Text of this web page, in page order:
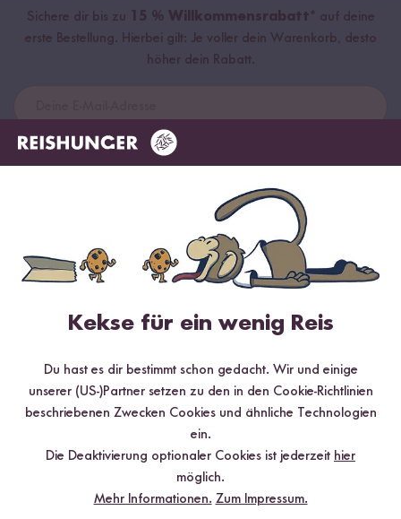
Sichere dir bis zu 15 % Willkommensrabatt* auf deine
erste Bestellung. Hierbei gilt: Je voller dein Warenkorb, desto
höher dein Rabatt.
Abonnieren
*gültig bei 15 % Rabatt ab 99 €/CHF (exkl. Sumi Digitaler Reiskocher & Sumi
Digitaler Reiskocher Starter Set), 10 % Rabatt ab 69 €/CHF, 5 % Rabatt ab 29
€/CHF
Deutschland
Kundenservice
Help Center & FAQ
Kekse für ein wenig Reis
Du hast es dir bestimmt schon gedacht. Wir und einige
unserer (US-)Partner setzen zu den in den Cookie-Richtlinien
beschriebenen Zwecken Cookies und ähnliche Technologien
ein.
Die Deaktivierung optionaler Cookies ist jederzeit hier
möglich.
Mehr Informationen. Zum Impressum.